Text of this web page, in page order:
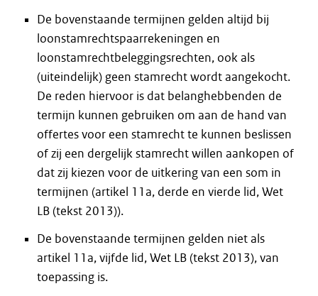
De bovenstaande termijnen gelden altijd bij
loonstamrechtspaarrekeningen en
loonstamrechtbeleggingsrechten, ook als
(uiteindelijk) geen stamrecht wordt aangekocht.
De reden hiervoor is dat belanghebbenden de
termijn kunnen gebruiken om aan de hand van
offertes voor een stamrecht te kunnen beslissen
of zij een dergelijk stamrecht willen aankopen of
dat zij kiezen voor de uitkering van een som in
termijnen (artikel 11a, derde en vierde lid, Wet
LB (tekst 2013)).
De bovenstaande termijnen gelden niet als
artikel 11a, vijfde lid, Wet LB (tekst 2013), van
toepassing is.